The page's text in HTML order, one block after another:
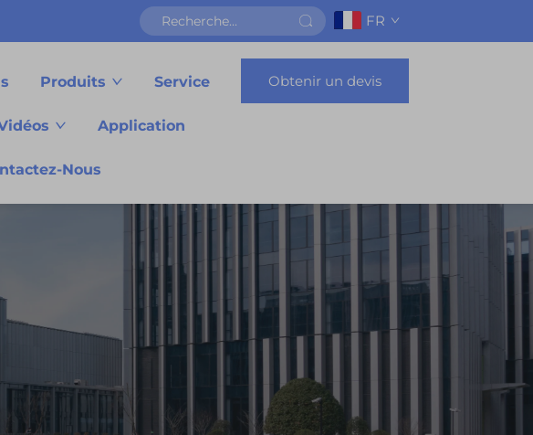
FR
Produits Service
Application
Nous
Obtenir un devis